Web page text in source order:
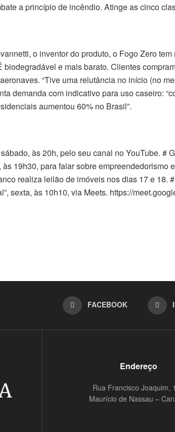
a princípio de incêndio. Atinge as cinco
o inventor do produto, o Fogo Zero tem
e mais barato. Clientes
“Tive uma relutância no início (no
demanda com indicativo para uso caseiro:
aumentou 60% no Brasil”.
às 20h, pelo seu canal no YouTube. #
19h30, para falar sobre empreendedorismo
realiza leilão de imóveis nos dias 17 e 18.
sexta, às 10h10, via Meets. https://
FACEBOOK
Endereço
Rua Francisco Joaquim,
Maurício de Nassau –